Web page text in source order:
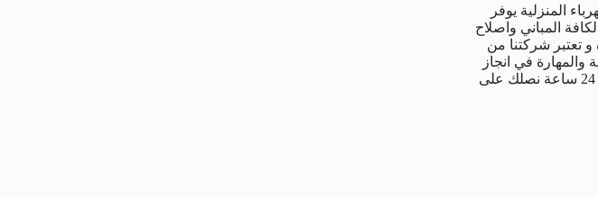
المنزلية يوفر
المباني واصلاح
و تعتبر شركتنا من
والمهارة في انجاز
العديد من الخدمات بأسرع وقت ممكن وتسليم المبنى في الفترة المحددة، يمكنك ان تتواصل معنا على مدار 24 ساعة نصلك على